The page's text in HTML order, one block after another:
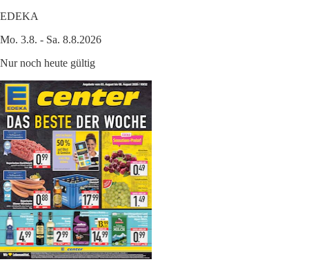
EDEKA
Mo. 3.8. - Sa. 8.8.2026
Nur noch heute gültig